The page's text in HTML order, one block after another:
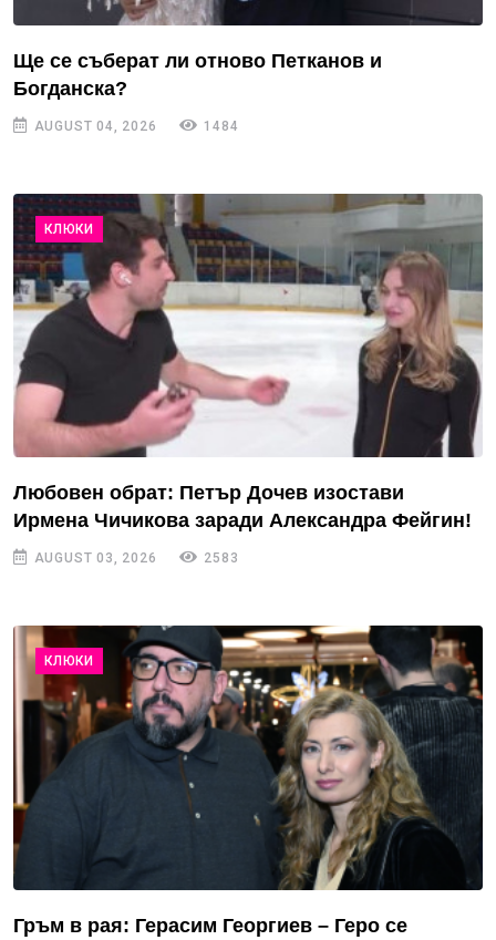
Ще се съберат ли отново Петканов и
Богданска?
AUGUST 04, 2026 1484
КЛЮКИ
Любовен обрат: Петър Дочев изостави
Ирмена Чичикова заради Александра Фейгин!
AUGUST 03, 2026 2583
КЛЮКИ
Гръм в рая: Герасим Георгиев – Геро се